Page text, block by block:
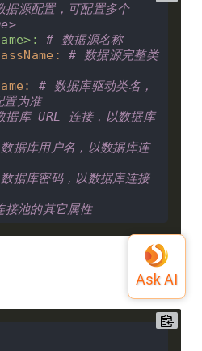
源配置，可配置多个
:
# 数据源名称
:
# 数据源完整类
:
# 数据库驱动类名，
置为准
库 URL 连接，以数据库
据库用户名，以数据库连
据库密码，以数据库连接
池的其它属性